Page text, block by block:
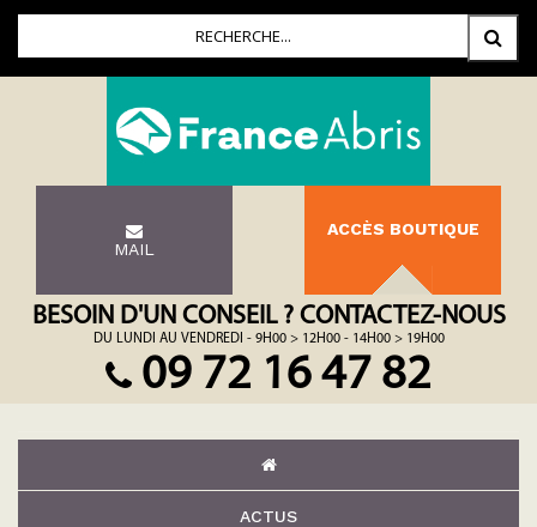
MAIL
ACCÈS BOUTIQUE
BESOIN D'UN CONSEIL ? CONTACTEZ-NOUS
DU LUNDI AU VENDREDI - 9H00 > 12H00 - 14H00 > 19H00
09 72 16 47 82
ACTUS